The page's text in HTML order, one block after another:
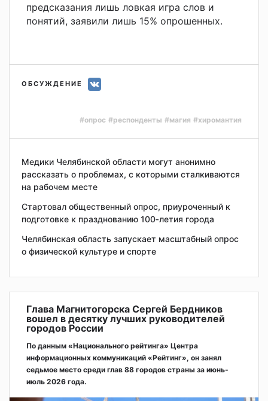
предсказания лишь ловкая игра слов и
понятий, заявили лишь 15% опрошенных.
ОБСУЖДЕНИЕ
#опрос #респонденты #магия #хиромантия
Медики Челябинской области могут анонимно
рассказать о проблемах, с которыми сталкиваются
на рабочем месте
Стартовал общественный опрос, приуроченный к
подготовке к празднованию 100‑летия города
Челябинская область запускает масштабный опрос
о физической культуре и спорте
Глава Магнитогорска Сергей Бердников
вошел в десятку лучших руководителей
городов России
По данным «Национального рейтинга» Центра
информационных коммуникаций «Рейтинг», он занял
седьмое место среди глав 88 городов страны за июнь-
июль 2026 года.